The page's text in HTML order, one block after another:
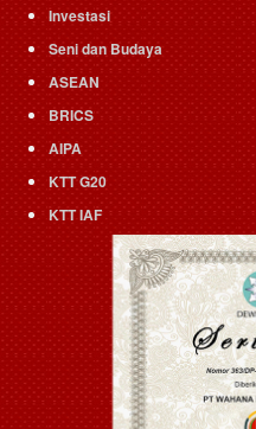
Investasi
Seni dan Budaya
ASEAN
BRICS
AIPA
KTT G20
KTT IAF